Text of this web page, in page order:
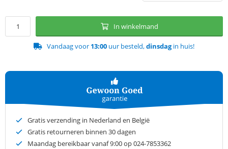
In winkelmand
Vandaag voor 13:00 uur besteld,dinsdagin huis!
Gratis verzending in Nederland en België
Gratis retourneren binnen 30 dagen
Maandag bereikbaar vanaf 9:00 op 024-7853362